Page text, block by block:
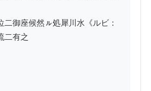
二御座候然ㇽ処犀川水《ルビ：
二有之